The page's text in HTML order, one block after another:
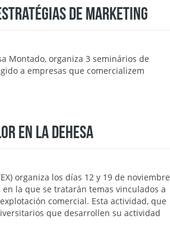
DE MARKETING
Montado, organiza 3 seminários de
a empresas que comercializem
EN LA DEHESA
organiza los días 12 y 19 de
la que se tratarán temas vinculados a
comercial. Esta actividad, que
que desarrollen su actividad